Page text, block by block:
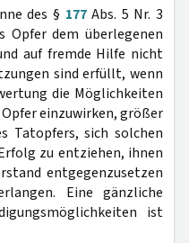
des § 177Abs. 5 Nr. 3
Opfer dem überlegenen
auf fremde Hilfe nicht
sind erfüllt, wenn
die Möglichkeiten
einzuwirken, größer
Tatopfers, sich solchen
zu entziehen, ihnen
entgegenzusetzen
Eine gänzliche
ist